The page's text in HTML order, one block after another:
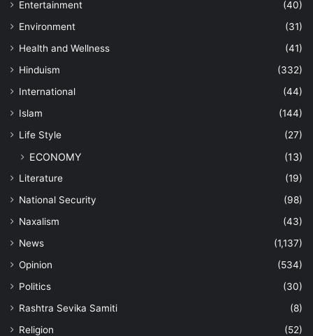
Entertainment
(40)
Environment
(31)
Health and Wellness
(41)
Hinduism
(332)
International
(44)
Islam
(144)
Life Style
(27)
ECONOMY (13)
Literature
(19)
National Security
(98)
Naxalism
(43)
News
(1,137)
Opinion
(534)
Politics
(30)
Rashtra Sevika Samiti
(8)
Religion
(52)